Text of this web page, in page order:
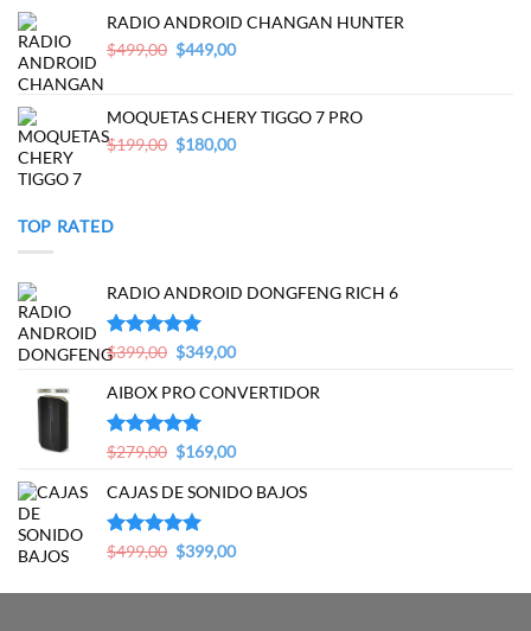
$200,00.$179,00.
RADIO ANDROID CHANGAN HUNTER
$499,00 Original
$499,00.
$449,00Current
$449,00.
MOQUETAS CHERY TIGGO 7 PRO
$199,00 Original
$180,00Current
TOP RATED
RADIO ANDROID DONGFENG RICH 6
Valorado en
$399,00 Original
was:
$399,00.
$349,00Current
is:
AIBOX PRO CONVERTIDOR
Valorado en
$279,00 Original
was:
$279,00.
$169,00Current
is:
CAJAS DE SONIDO BAJOS
Valorado en
$499,00 Original
was:
$399,00Current
is: